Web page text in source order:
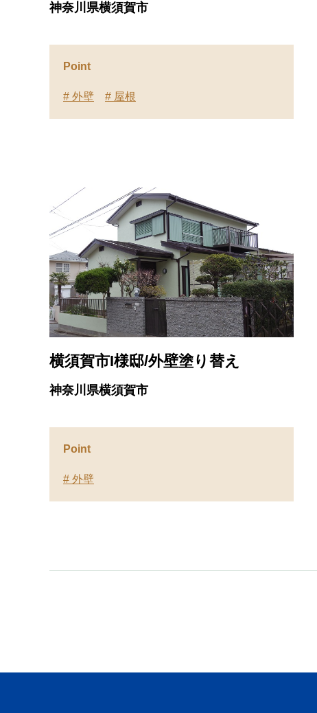
神奈川県横須賀市
Point
# 外壁 # 屋根
横須賀市I様邸/外壁塗り替え
神奈川県横須賀市
Point
# 外壁